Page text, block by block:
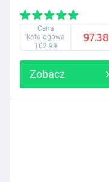
Cena
katalogowa
102.99
97.38
Zobacz